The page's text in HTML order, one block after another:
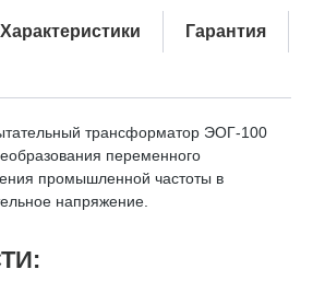
Характеристики Гарантия
трансформатор ЭОГ-100
переменного
промышленной частоты в
напряжение.